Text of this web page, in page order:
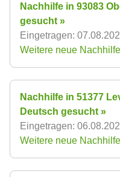
Nachhilfe in 93083
gesucht »
Eingetragen:
Weitere neue
Nachhilfe in 51377
Deutsch gesucht »
Eingetragen:
Weitere neue